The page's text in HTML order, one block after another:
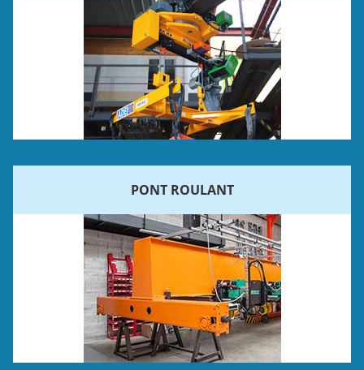
PONT ROULANT